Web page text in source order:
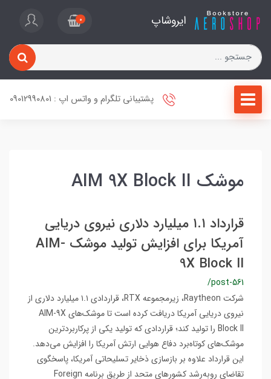
ایروشاپ 0
پشتیبانی تلگرام و واتس اپ : 09012990801
موشک AIM 9X Block II
قرارداد ۱.۱ میلیارد دلاری نیروی دریایی
آمریکا برای افزایش تولید موشک AIM-
9X Block II
/post-561
شرکت Raytheon، زیرمجموعه RTX، قراردادی ۱.۱ میلیارد دلاری از
نیروی دریایی آمریکا دریافت کرده است تا موشک‌های AIM-9X
Block II را تولید کند؛ قراردادی که تولید یکی از پرکاربردترین
موشک‌های کوتاه‌برد دفاع هوایی ارتش آمریکا را افزایش می‌دهد.
این قرارداد علاوه بر بازسازی ذخایر تسلیحاتی آمریکا، پاسخگوی
تقاضای رو‌به‌رشد کشورهای متحد از طریق برنامه Foreign